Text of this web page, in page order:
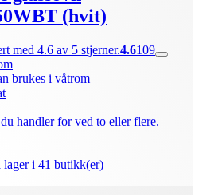
(hvit)
med 4.6 av 5 stjerner.4.6109
brukes i våtrom
handler for ved to eller flere.
lager i 41 butikk(er)